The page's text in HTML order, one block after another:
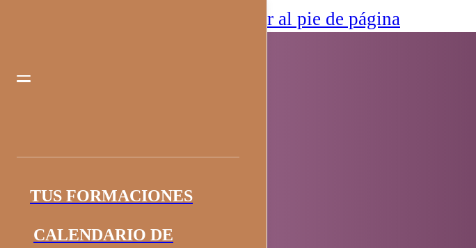
Saltar al pie de página
TUS FORMACIONES
CALENDARIO DE